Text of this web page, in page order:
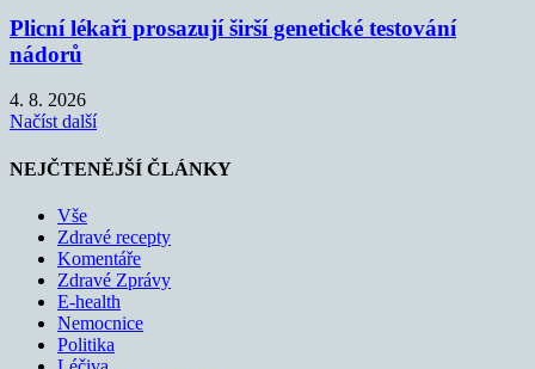
Plicní lékaři prosazují širší genetické testování
nádorů
4. 8. 2026
Načíst další
NEJČTENĚJŠÍ ČLÁNKY
Vše
Zdravé recepty
Komentáře
Zdravé Zprávy
E-health
Nemocnice
Politika